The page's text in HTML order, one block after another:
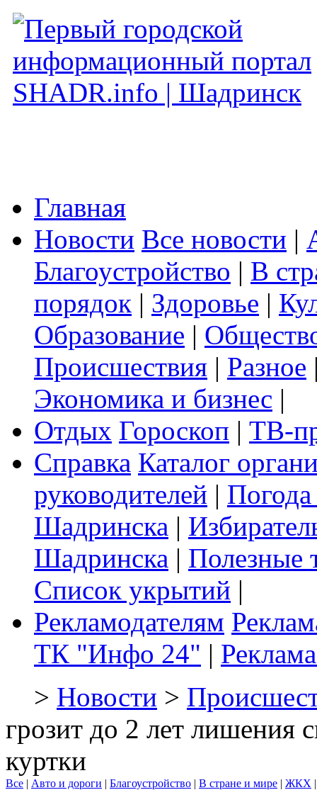
Главная
Новости Все новости |
Благоустройство | В
порядок | Здоровье |
Образование |
Происшествия | Разное
Экономика и бизнес |
Отдых Гороскоп | ТВ-
Справка Каталог
руководителей |
Шадринска |
Шадринска | Полезные
Список укрытий |
Рекламодателям
ТК "Инфо 24" |
> Новости >
грозит до 2 лет лишения
куртки
Все | Авто и дороги | Благоустройство | В стране и мире | ЖКХ